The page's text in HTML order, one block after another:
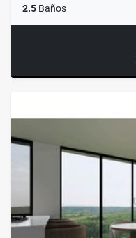
2.5 Baños